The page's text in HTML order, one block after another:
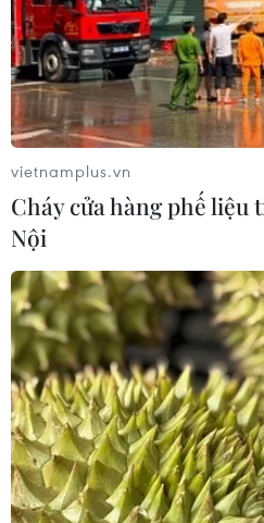
vietnamplus.vn
Cháy cửa hàng phế liệu
Nội